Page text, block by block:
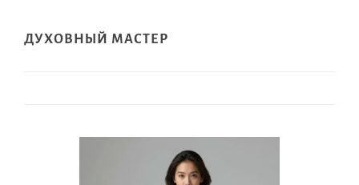
ДУХОВНЫЙ МАСТЕР